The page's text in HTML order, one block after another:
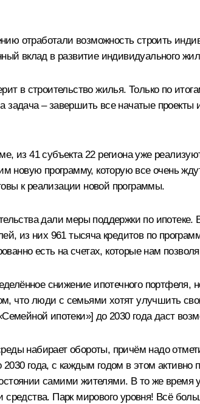
отработали возможность строить
вклад в развитие индивидуального
в строительство жилья. Только по
– завершить все начатые
из 41 субъекта 22 региона уже
новую программу, которую все очень
к реализации новой программы.
дали меры поддержки по
из них 961 тысяча кредитов по
есть на счетах, которые нам
снижение ипотечного портфеля,
что люди с семьями хотят улучшить
ипотеки»] до 2030 года даст
набирает обороты, причём надо
года, с каждым годом в этом
самими жителями. В то же время
Парк мирового уровня! Всё